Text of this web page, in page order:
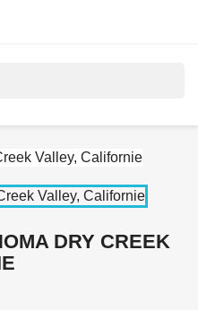
DRY CREEK